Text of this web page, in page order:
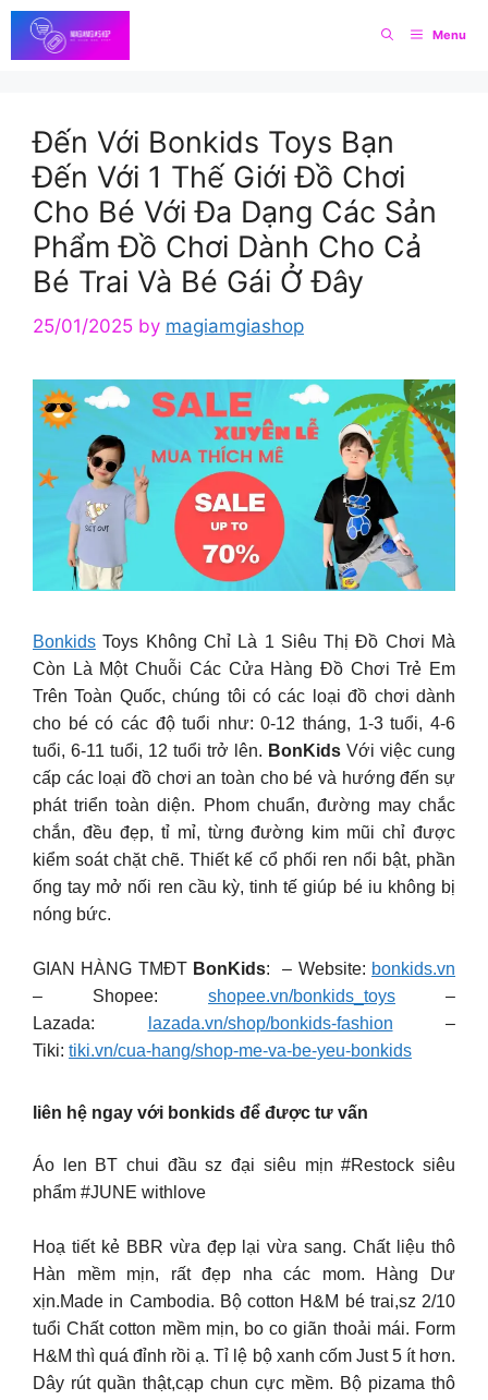
Skip
to
content
Menu
Đến Với Bonkids Toys Bạn
Đến Với 1 Thế Giới Đồ Chơi
Cho Bé Với Đa Dạng Các Sản
Phẩm Đồ Chơi Dành Cho Cả
Bé Trai Và Bé Gái Ở Đây
25/01/2025 by magiamgiashop
Bonkids Toys Không Chỉ Là 1 Siêu Thị Đồ Chơi Mà
Còn Là Một Chuỗi Các Cửa Hàng Đồ Chơi Trẻ Em
Trên Toàn Quốc, chúng tôi có các loại đồ chơi dành
cho bé có các độ tuổi như: 0-12 tháng, 1-3 tuổi, 4-6
tuổi, 6-11 tuổi, 12 tuổi trở lên. BonKids Với việc cung
cấp các loại đồ chơi an toàn cho bé và hướng đến sự
phát triển toàn diện. Phom chuẩn, đường may chắc
chắn, đều đẹp, tỉ mỉ, từng đường kim mũi chỉ được
kiểm soát chặt chẽ. Thiết kế cổ phối ren nổi bật, phần
ống tay mở nối ren cầu kỳ, tinh tế giúp bé iu không bị
nóng bức.
GIAN HÀNG TMĐT BonKids: – Website: bonkids.vn
– Shopee: shopee.vn/bonkids_toys –
Lazada:
lazada.vn/shop/bonkids-fashion –
Tiki: tiki.vn/cua-hang/shop-me-va-be-yeu-bonkids
liên hệ ngay với bonkids để được tư vấn
Áo len BT chui đầu sz đại siêu mịn #Restock siêu
phẩm #JUNE withlove
Hoạ tiết kẻ BBR vừa đẹp lại vừa sang. Chất liệu thô
Hàn mềm mịn, rất đẹp nha các mom. Hàng Dư
xịn.Made in Cambodia. Bộ cotton H&M bé trai,sz 2/10
tuổi Chất cotton mềm mịn, bo co giãn thoải mái. Form
H&M thì quá đỉnh rồi ạ. Tỉ lệ bộ xanh cốm Just 5 ít hơn.
Dây rút quần thật,cạp chun cực mềm. Bộ pizama thô